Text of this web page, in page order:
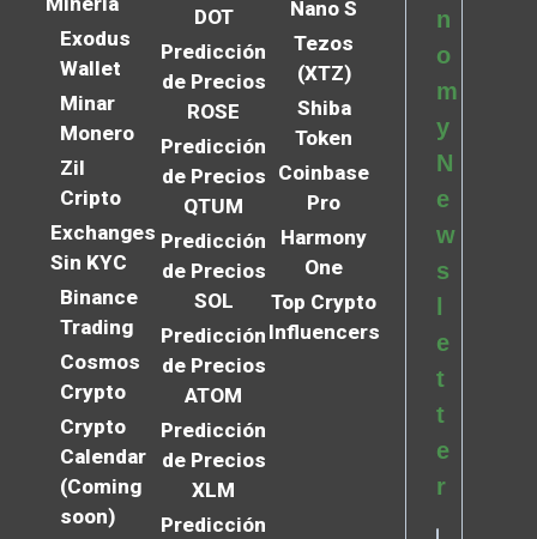
Exodus
Wallet
Minar
Monero
Zil
Cripto
Exchanges
Sin KYC
Binance
Trading
Cosmos
Crypto
Crypto
Calendar
(Coming
soon)
DOT
Predicción
de Precios
ROSE
Predicción
de Precios
QTUM
Predicción
de Precios
SOL
Predicción
de Precios
ATOM
Predicción
de Precios
XLM
Predicción
Nano S
Tezos
(XTZ)
Shiba
Token
Coinbase
Pro
Harmony
One
Top Crypto
Influencers
n
o
m
y
N
e
w
s
e
t
t
e
r